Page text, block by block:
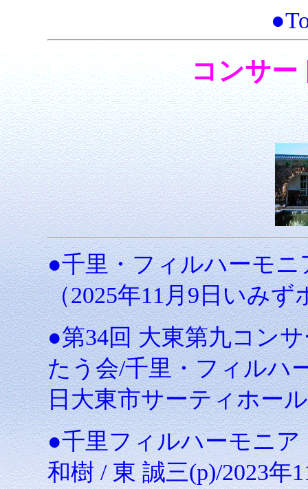
コンサー
●千里・フィルハーモニ
（2025年11月9日いみず
●第34回 大東第九コン
たう会/千里・フィルハ
日大東市サーティホー
●千里フィルハーモニア
和樹 / 東 誠三(p)/2023年